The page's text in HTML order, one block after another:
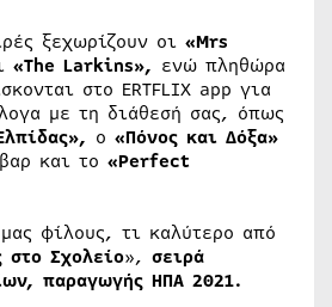
ξεχωρίζουν οι «Μrs
«Τhe Larkins», ενώ πληθώρα
στο ERTFLIX app για
με τη διάθεσή σας, όπως
ο «Πόνος και Δόξα»
και το «Perfect
φίλους, τι καλύτερο από
Σχολείο», σειρά
παραγωγής ΗΠΑ 2021.